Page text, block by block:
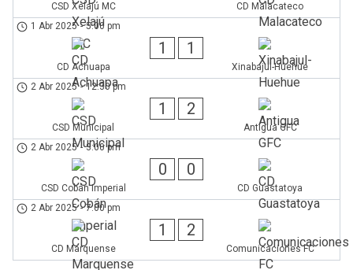
CSD Xelajú MC
CD Malacateco
1 Abr 2025 - 5:00 pm
CD Achuapa
1 1
Xinabajul-Huehue
2 Abr 2025 - 12:30 pm
CSD Municipal
1 2
Antigua GFC
2 Abr 2025 - 3:00 pm
CSD Cobán Imperial
0 0
CD Guastatoya
2 Abr 2025 - 7:00 pm
CD Marquense
1 2
Comunicaciones FC